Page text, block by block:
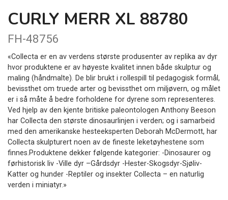
CURLY MERR XL 88780
FH-48756
«Collecta er en av verdens største produsenter av replika av dyr
hvor produktene er av høyeste kvalitet innen både skulptur og
maling (håndmalte). De blir brukt i rollespill til pedagogisk formål,
bevissthet om truede arter og bevissthet om miljøvern, og målet
er i så måte å bedre forholdene for dyrene som representeres.
Ved hjelp av den kjente britiske paleontologen Anthony Beeson
har Collecta den største dinosaurlinjen i verden; og i samarbeid
med den amerikanske hesteeksperten Deborah McDermott, har
Collecta skulpturert noen av de fineste leketøyhestene som
finnes.Produktene dekker følgende kategorier: -Dinosaurer og
førhistorisk liv -Ville dyr –Gårdsdyr -Hester-Skogsdyr-Sjøliv-
Katter og hunder -Reptiler og insekter Collecta – en naturlig
verden i miniatyr.»